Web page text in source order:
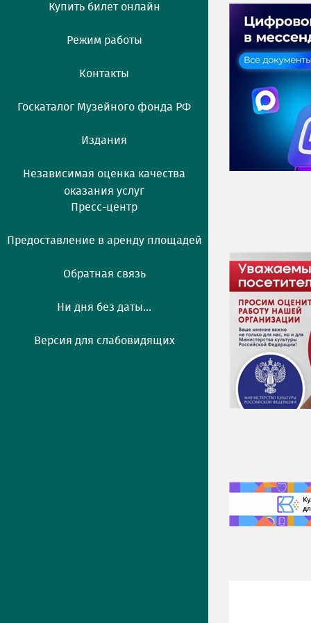
Купить билет онлайн
Режим работы
Контакты
Госкаталог Музейного фонда РФ
Издания
Независимая оценка качества
оказания услуг
Пресс-центр
Предоставление в аренду площадей
Обратная связь
Ни дня без даты...
Версия для слабовидящих